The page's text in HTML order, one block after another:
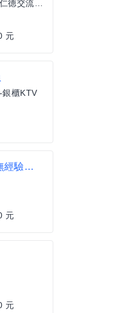
久井企業股份有限公司仁德交流道加油加氣站
元
銀櫃KTV
木箱作業員、學徒/無經驗可/月薪35K以上/穩定工作(新北五股)
元
元